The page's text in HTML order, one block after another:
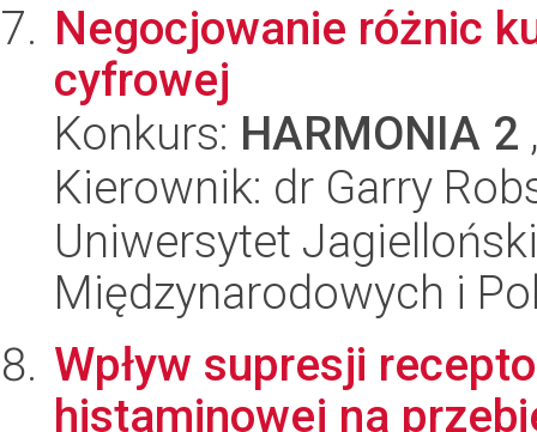
Negocjowanie różnic
cyfrowej
Konkurs: HARMONIA 2
Kierownik: dr Garry
Uniwersytet
Międzynarodowych i
Wpływ supresji
histaminowej na